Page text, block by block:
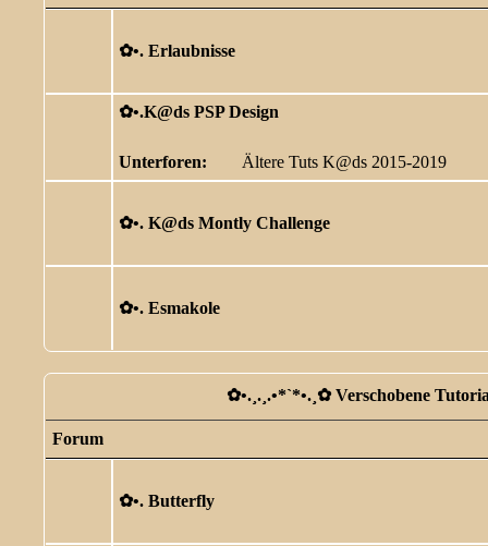
✿ •. Erlaubnisse
✿ •.K@ds PSP Design
Unterforen: Ältere Tuts K@ds 2015-2019
✿ •. K@ds Montly Challenge
✿ •. Esmakole
✿ •.¸.¸.•*`*•.¸✿ Verschobene
Forum
✿ •. Butterfly